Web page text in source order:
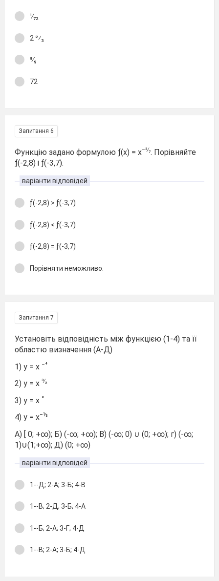
¹∕₇₂
2 ²⁄₃
⁸∕₉
72
Запитання 6
Функцію задано формулою ƒ(х) = х−³∕₇. Порівняйте
ƒ(-2,8) і ƒ(-3,7).
варіанти відповідей
ƒ(-2,8) > ƒ(-3,7)
ƒ(-2,8) < ƒ(-3,7)
ƒ(-2,8) = ƒ(-3,7)
Порівняти неможливо.
Запитання 7
Установіть відповідність між функцією (1-4) та її
областю визначення (А-Д)
1) у = х −⁴
2) у = х ³∕₂
3) у = х ⁹
4) у = х−⅓
А) [ 0; +∞); Б) (-∞; +∞); В) (-∞; 0) ∪ (0; +∞); г) (-∞;
1)∪(1;+∞); Д) (0; +∞)
варіанти відповідей
1--Д; 2-А; 3-Б; 4-В
1--В; 2-Д; 3-Б; 4-А
1--Б; 2-А; 3-Г; 4-Д
1--В; 2-А; 3-Б; 4-Д